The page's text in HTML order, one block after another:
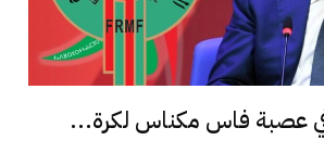
عصبة فاس مكناس لكرة...